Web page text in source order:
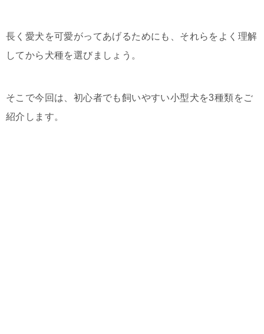
長く愛犬を可愛がってあげるためにも、それらをよく理解
してから犬種を選びましょう。
そこで今回は、初心者でも飼いやすい小型犬を3種類をご
紹介します。